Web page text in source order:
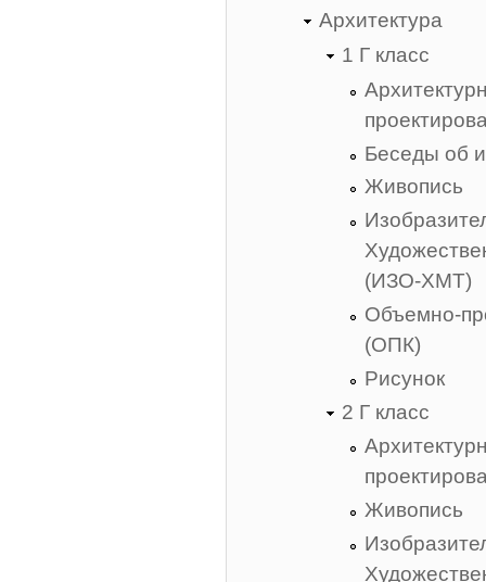
Архитектура
1 Г класс
Беседы об
Живопись
(ИЗО-ХМТ)
Объемно-
(ОПК)
Рисунок
2 Г класс
Живопись